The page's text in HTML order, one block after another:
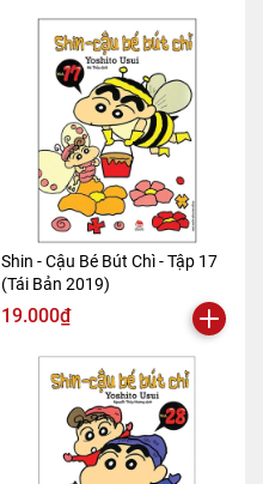
Shin - Cậu Bé Bút Chì - Tập 17
(Tái Bản 2019)
19.000₫